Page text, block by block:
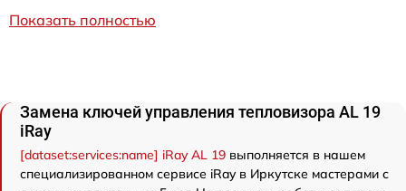
Показать полностью
Замена ключей управления тепловизора AL 19
iRay
[dataset:services:name] iRay AL 19 выполняется в нашем
специализированном сервисе iRay в Иркутске мастерами с